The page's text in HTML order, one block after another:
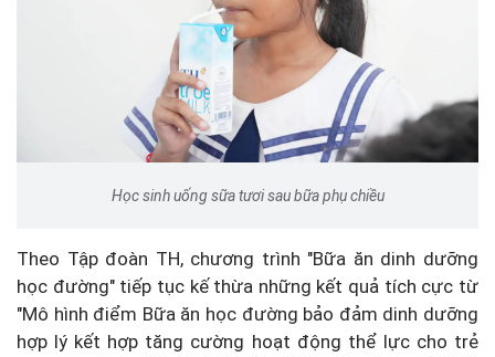
Học sinh uống sữa tươi sau bữa phụ chiều
Theo Tập đoàn TH, chương trình "Bữa ăn dinh dưỡng
học đường" tiếp tục kế thừa những kết quả tích cực từ
"Mô hình điểm Bữa ăn học đường bảo đảm dinh dưỡng
hợp lý kết hợp tăng cường hoạt động thể lực cho trẻ